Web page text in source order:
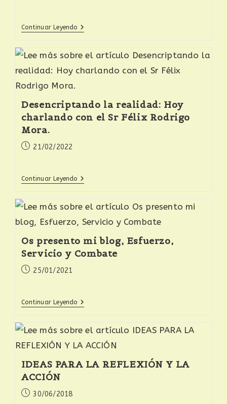
Continuar Leyendo
Desencriptando la realidad: Hoy
charlando con el Sr Félix Rodrigo
Mora.
21/02/2022
Continuar Leyendo
Os presento mi blog, Esfuerzo,
Servicio y Combate
25/01/2021
Continuar Leyendo
IDEAS PARA LA REFLEXIÓN Y LA
ACCIÓN
30/06/2018